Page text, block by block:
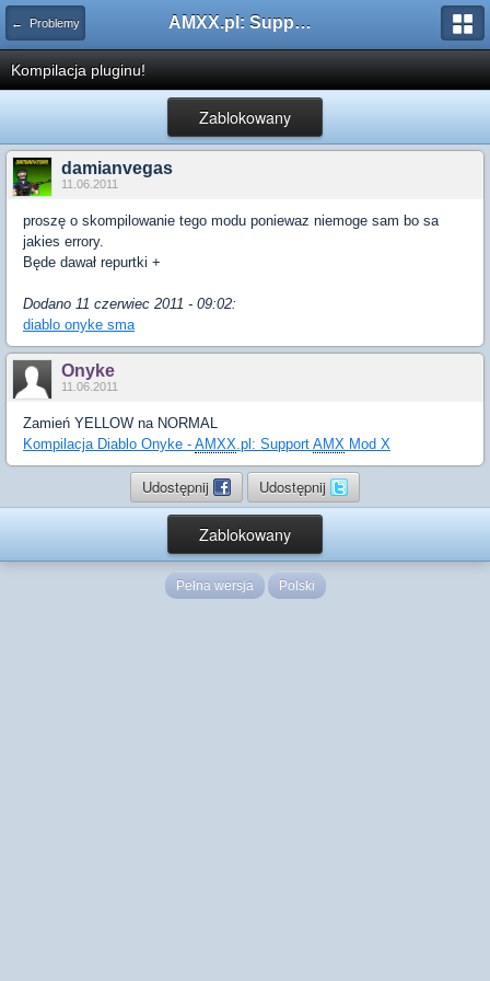
← Problemy AMXX.pl: Support AMX Mod X i SourceMod
Kompilacja pluginu!
Zablokowany
damianvegas
11.06.2011
proszę o skompilowanie tego modu poniewaz niemoge sam bo sa
jakies errory.
Będe dawał repurtki +
Dodano 11 czerwiec 2011 - 09:02:
diablo onyke sma
Onyke
11.06.2011
Zamień YELLOW na NORMAL
Kompilacja Diablo Onyke - AMXX.pl: Support AMX Mod X
Udostępnij Udostępnij
Zablokowany
Pełna wersja Polski